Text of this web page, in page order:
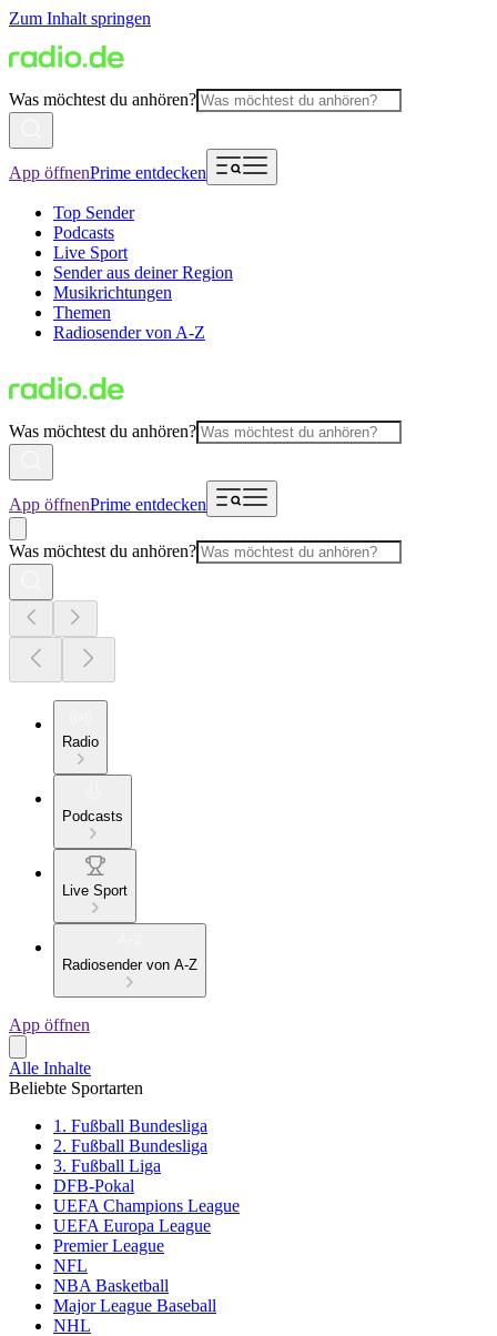
Zum Inhalt springen
Was möchtest du anhören?
App öffnenPrime entdecken
Top Sender
Podcasts
Live Sport
Sender aus deiner Region
Musikrichtungen
Themen
Radiosender von A-Z
Was möchtest du anhören?
App öffnenPrime entdecken
Was möchtest du anhören?
Radio
Podcasts
Live Sport
Radiosender von A-Z
App öffnen
Alle Inhalte
Beliebte Sportarten
1. Fußball Bundesliga
2. Fußball Bundesliga
3. Fußball Liga
DFB-Pokal
UEFA Champions League
UEFA Europa League
Premier League
NFL
NBA Basketball
Major League Baseball
NHL